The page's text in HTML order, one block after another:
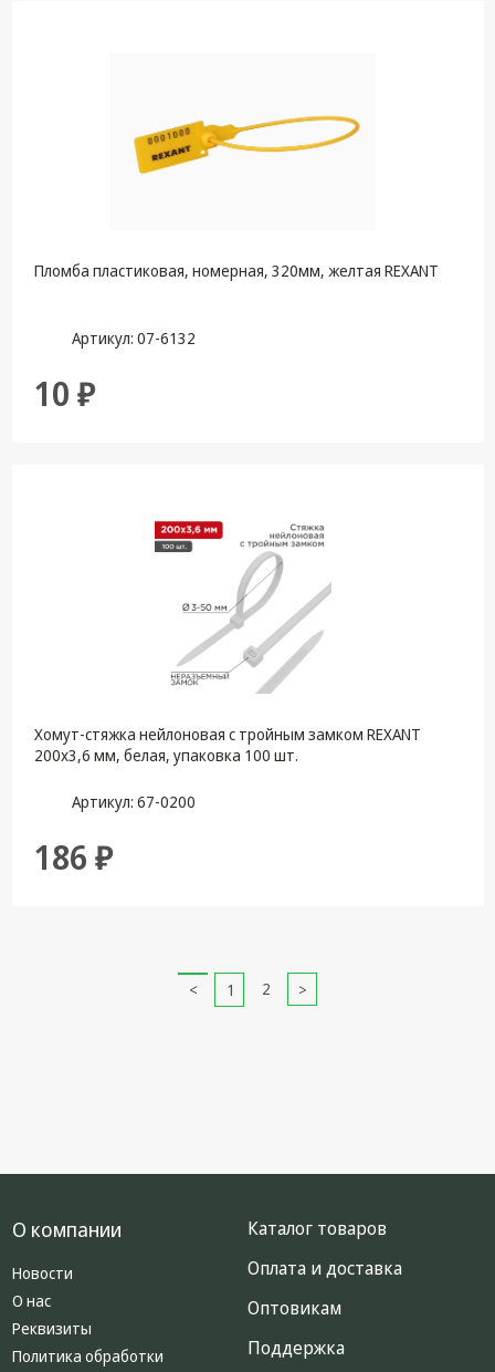
Пломба пластиковая, номерная, 320мм, желтая REXANT
Артикул: 07-6132
10 ₽
Хомут-стяжка нейлоновая с тройным замком REXANT
200x3,6 мм, белая, упаковка 100 шт.
Артикул: 67-0200
186 ₽
1 2
О компании
Новости
О нас
Реквизиты
Политика обработки
Каталог товаров
Оплата и доставка
Оптовикам
Поддержка